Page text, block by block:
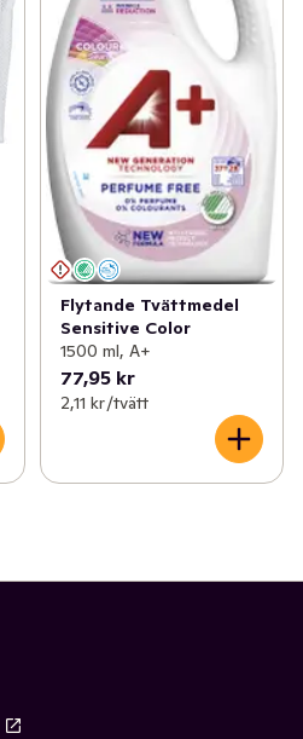
Flytande Tvättmedel
Sensitive Color
1500 ml, A+
77,95 kr
2,11 kr /tvätt